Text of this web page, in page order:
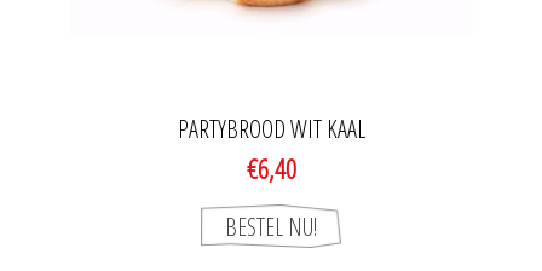
PARTYBROOD WIT KAAL
€6,40